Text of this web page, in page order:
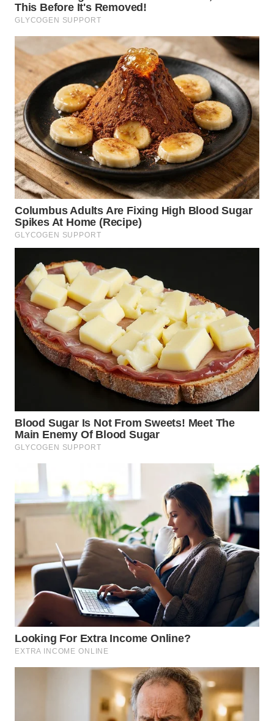
WN
WN DELI
SERDANG
WN
TEBING
TINGGI
WN
PAKPAK
WN
KARAWANG
WN
BEKASI
WN
BOGOR
WN
UTARA
WN
WN
PADANG
WN
SUMEDANG
CIANJUR
WN
KEPULAUAN